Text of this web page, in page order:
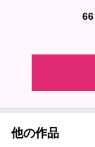
66
他の作品